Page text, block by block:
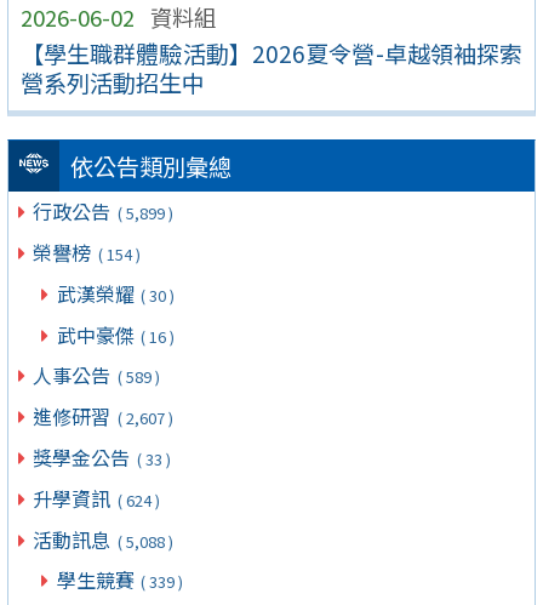
2026-06-02 資料組
【學生職群體驗活動】2026夏令營-卓越領袖探索
營系列活動招生中
依公告類別彙總
行政公告 ( 5,899 )
榮譽榜 ( 154 )
武漢榮耀 ( 30 )
武中豪傑 ( 16 )
人事公告 ( 589 )
進修研習 ( 2,607 )
獎學金公告 ( 33 )
升學資訊 ( 624 )
活動訊息 ( 5,088 )
學生競賽 ( 339 )